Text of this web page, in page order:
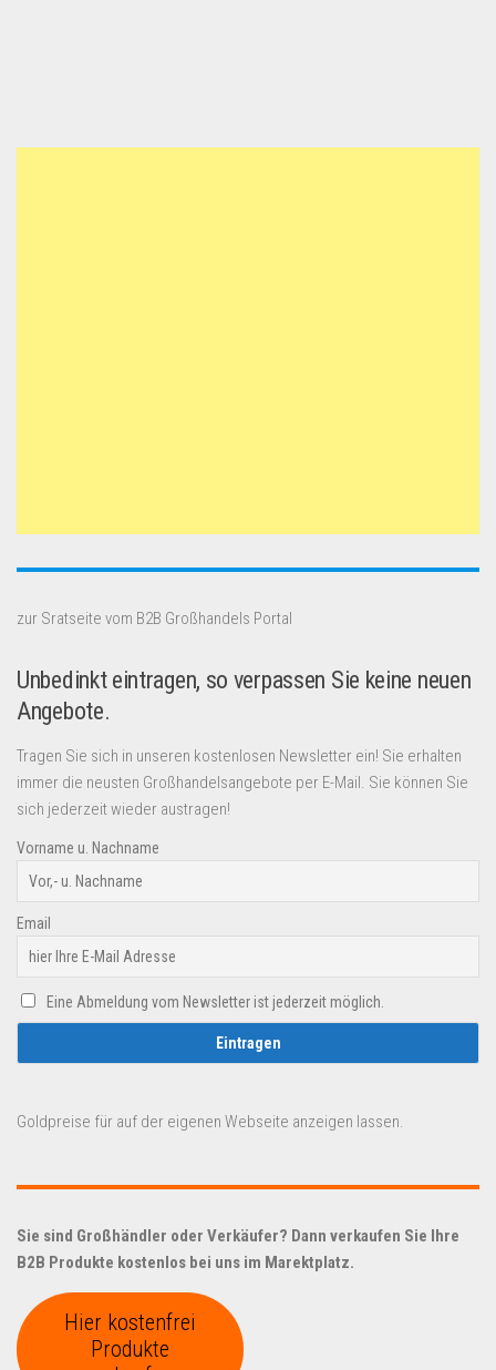
zur Sratseite vom B2B Großhandels Portal
Unbedinkt eintragen, so verpassen Sie keine neuen
Angebote.
Tragen Sie sich in unseren kostenlosen Newsletter ein! Sie erhalten
immer die neusten Großhandelsangebote per E-Mail. Sie können Sie
sich jederzeit wieder austragen!
Vorname u. Nachname
Email
Eine Abmeldung vom Newsletter ist jederzeit möglich.
Goldpreise für auf der eigenen Webseite anzeigen lassen.
Sie sind Großhändler oder Verkäufer? Dann verkaufen Sie Ihre
B2B Produkte kostenlos bei uns im Marektplatz.
Hier kostenfrei
Produkte